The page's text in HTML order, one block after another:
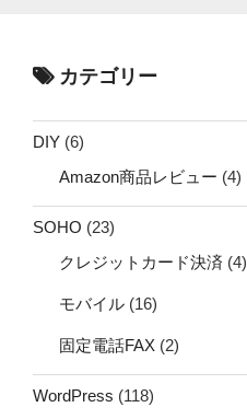
カテゴリー
DIY (6)
Amazon商品レビュー (4)
SOHO (23)
クレジットカード決済 (4)
モバイル (16)
固定電話FAX (2)
WordPress (118)